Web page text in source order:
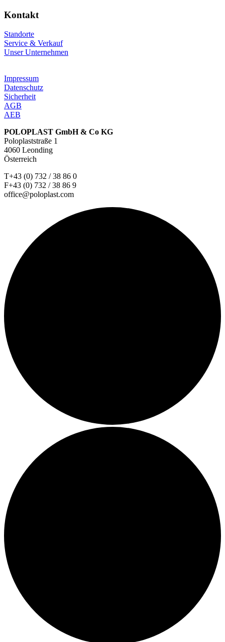
Kontakt
Standorte
Service & Verkauf
Unser Unternehmen
Impressum
Datenschutz
Sicherheit
AGB
AEB
POLOPLAST GmbH & Co KG
Poloplaststraße 1
4060 Leonding
Österreich
T+43 (0) 732 / 38 86 0
F+43 (0) 732 / 38 86 9
office@poloplast.com